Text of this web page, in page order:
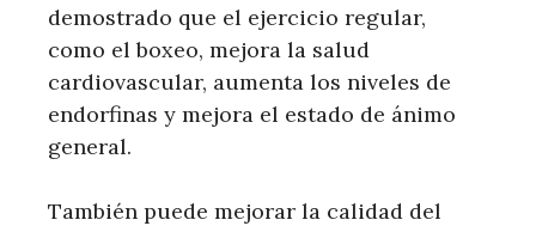
demostrado que el ejercicio regular,
como el boxeo, mejora la salud
cardiovascular, aumenta los niveles de
endorfinas y mejora el estado de ánimo
general.
También puede mejorar la calidad del